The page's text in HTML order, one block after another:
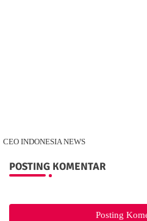
CEO INDONESIA NEWS
POSTING KOMENTAR
Posting